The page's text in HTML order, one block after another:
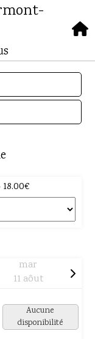
mar
11 aôut
Aucune
disponibilité